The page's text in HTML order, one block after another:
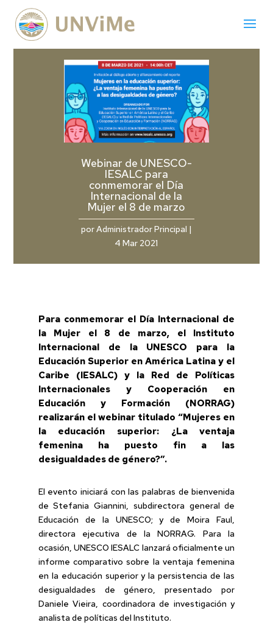
Webinar de UNESCO-
IESALC para
conmemorar el Día
Internacional de la
Mujer el 8 de marzo
porAdministrador Principal |
4 Mar 2021
Para conmemorar el Día Internacional de
la Mujer el 8 de marzo, el Instituto
Internacional de la UNESCO para la
Educación Superior en América Latina y el
Caribe (IESALC) y la Red de Políticas
Internacionales y Cooperación en
Educación y Formación (NORRAG)
realizarán el webinar titulado “Mujeres en
la educación superior: ¿La ventaja
femenina ha puesto fin a las
desigualdades de género?”.
El evento iniciará con las palabras de bienvenida
de Stefania Giannini, subdirectora general de
Educación de la UNESCO; y de Moira Faul,
directora ejecutiva de la NORRAG. Para la
ocasión, UNESCO IESALC lanzará oficialmente un
informe comparativo sobre la ventaja femenina
en la educación superior y la persistencia de las
desigualdades de género, presentado por
Daniele Vieira, coordinadora de investigación y
analista de políticas del Instituto.